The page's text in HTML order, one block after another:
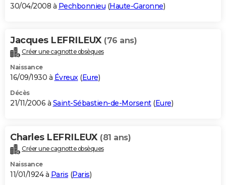
30/04/2008 à Pechbonnieu (Haute-Garonne)
Jacques LEFRILEUX (76 ans)
Créer une cagnotte obsèques
Naissance
16/09/1930 à Évreux(Eure)
Décès
21/11/2006 à Saint-Sébastien-de-Morsent(Eure)
Charles LEFRILEUX (81 ans)
Créer une cagnotte obsèques
Naissance
11/01/1924 à Paris (Paris)